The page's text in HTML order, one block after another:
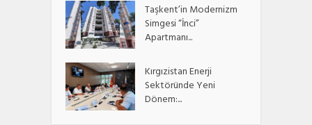
Taşkent’in Modernizm
Simgesi “İnci”
Apartmanı...
Kırgızistan Enerji
Sektöründe Yeni
Dönem:...